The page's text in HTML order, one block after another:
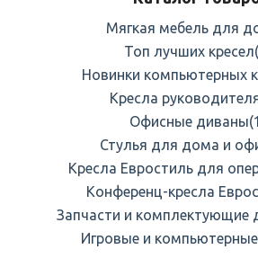
Мягкая мебель для
Топ лучших кресел
Новинки компьютерных
Кресла
Офисные диваны
Стулья для дома и
Кресла Евростиль для
Конференц-кресла
Запчасти и комплектующие
Игровые и